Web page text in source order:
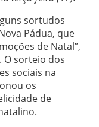
sortudos
Pádua, que
de Natal”,
O sorteio dos
sociais na
os
de